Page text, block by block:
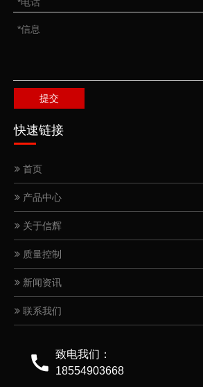
提交
快速链接
首页
产品中心
关于信辉
质量控制
新闻资讯
联系我们
致电我们：
18554903668